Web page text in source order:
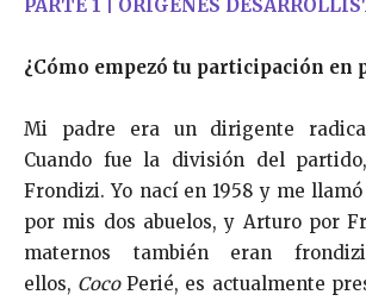
PARTE 1 | ORÍGENES
¿Cómo empezó tu participación en
Mi padre era un dirigente
Cuando fue la división del
Frondizi. Yo nací en 1958 y me
por mis dos abuelos, y Arturo por
maternos también eran
ellos, CocoPerié, es actualmente